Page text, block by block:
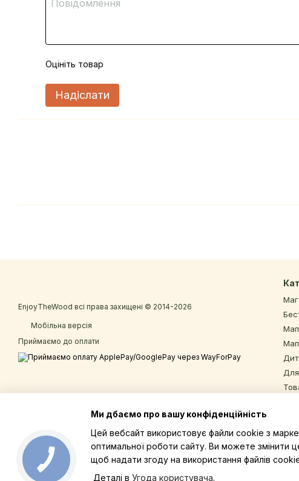
Оцініть товар
Надіслати
EnjoyTheWood всі права захищені © 2014-2026
Мобільна версія
Приймаємо до оплати
Ми дбаємо про вашу конфіденційність
Цей вебсайт використовує файли cookie з
оптимальної роботи сайту. Ви можете змінити
щоб надати згоду на використання файлів
Деталі в Угода користувача.